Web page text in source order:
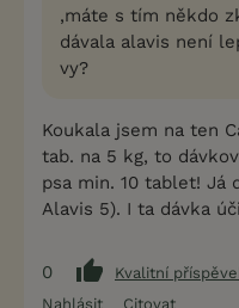
,máte s tím někdo
dávala alavis není
vy?
Koukala jsem na ten
tab. na 5 kg, to
psa min. 10 tablet! Já
Alavis 5). I ta dávka
0
Kvalitní
Nahlásit
Citovat